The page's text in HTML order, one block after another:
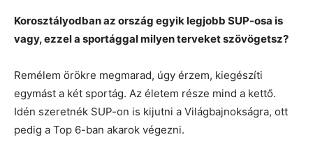
Korosztályodban az ország egyik legjobb SUP-osa is
vagy, ezzel a sportággal milyen terveket szövögetsz?
Remélem örökre megmarad, úgy érzem, kiegészíti
egymást a két sportág. Az életem része mind a kettő.
Idén szeretnék SUP-on is kijutni a Világbajnokságra, ott
pedig a Top 6-ban akarok végezni.